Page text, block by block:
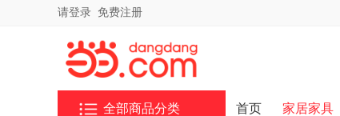
请登录 免费注册
全部商品分类 首页 家居家具